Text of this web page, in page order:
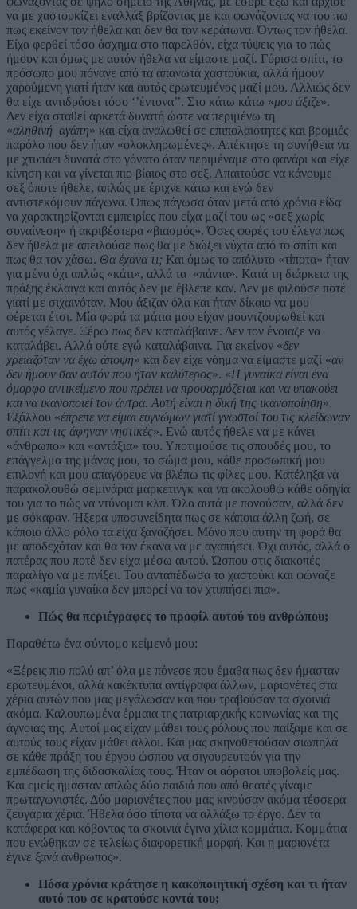
να με χαστουκίζει εναλλάξ βρίζοντας με και φωνάζοντας να του πω
πως εκείνον τον ήθελα και δεν θα τον κεράτωνα. Όντως τον ήθελα.
Είχα φερθεί τόσο άσχημα στο παρελθόν, είχα τύψεις για το πώς
ήμουν και όμως με αυτόν ήθελα να είμαστε μαζί. Γύρισα σπίτι, το
πρόσωπο μου πόναγε από τα απανωτά χαστούκια, αλλά ήμουν
χαρούμενη γιατί ήταν και αυτός ερωτευμένος μαζί μου. Αλλιώς δεν
θα είχε αντιδράσει τόσο ‘’έντονα’’. Στο κάτω κάτω «μου άξιζε».
Δεν είχα σταθεί αρκετά δυνατή ώστε να περιμένω τη
«αληθινή αγάπη» και είχα αναλωθεί σε επιπολαιότητες και βρομιές
παρόλο που δεν ήταν «ολοκληρωμένες». Απέκτησε τη συνήθεια να
με χτυπάει δυνατά στο γόνατο όταν περιμέναμε στο φανάρι και είχε
κίνηση και να γίνεται πιο βίαιος στο σεξ. Απαιτούσε να κάνουμε
σεξ όποτε ήθελε, απλώς με έριχνε κάτω και εγώ δεν
αντιστεκόμουν πάγωνα. Όπως πάγωσα όταν μετά από χρόνια είδα
να χαρακτηρίζονται εμπειρίες που είχα μαζί του ως «σεξ χωρίς
συναίνεση» ή ακριβέστερα «βιασμός». Όσες φορές του έλεγα πως
δεν ήθελα με απειλούσε πως θα με διώξει νύχτα από το σπίτι και
πως θα τον χάσω. Θα έχανα τι; Και όμως το απόλυτο «τίποτα» ήταν
για μένα όχι απλώς «κάτι», αλλά τα «πάντα». Κατά τη διάρκεια της
πράξης έκλαιγα και αυτός δεν με έβλεπε καν. Δεν με φιλούσε ποτέ
γιατί με σιχαινόταν. Μου άξιζαν όλα και ήταν δίκαιο να μου
φέρεται έτσι. Μία φορά τα μάτια μου είχαν μουντζουρωθεί και
αυτός γέλαγε. Ξέρω πως δεν καταλάβαινε. Δεν τον ένοιαζε να
καταλάβει. Αλλά ούτε εγώ καταλάβαινα. Για εκείνον «δεν
χρειαζόταν να έχω άποψη» και δεν είχε νόημα να είμαστε μαζί «αν
δεν ήμουν σαν αυτόν που ήταν καλύτερος». «Η γυναίκα είναι ένα
όμορφο αντικείμενο που πρέπει να προσαρμόζεται και να υπακούει
και να ικανοποιεί τον άντρα. Αυτή είναι η δική της ικανοποίηση».
Εξάλλου «έπρεπε να είμαι ευγνώμων γιατί γνωστοί του τις κλείδωναν
σπίτι και τις άφηναν νηστικές». Ενώ αυτός ήθελε να με κάνει
«άνθρωπο» και «αντάξια» του. Υποτιμούσε τις σπουδές μου, το
επάγγελμα της μάνας μου, το σώμα μου, κάθε προσωπική μου
επιλογή και μου απαγόρευε να βλέπω τις φίλες μου. Κατέληξα να
παρακολουθώ σεμινάρια μαρκετινγκ και να ακολουθώ κάθε οδηγία
του για το πώς να ντύνομαι κλπ. Όλα αυτά με πονούσαν, αλλά δεν
με σόκαραν. Ήξερα υποσυνείδητα πως σε κάποια άλλη ζωή, σε
κάποιο άλλο ρόλο τα είχα ξαναζήσει. Μόνο που αυτήν τη φορά θα
με αποδεχόταν και θα τον έκανα να με αγαπήσει. Όχι αυτός, αλλά ο
πατέρας που ποτέ δεν είχα μέσω αυτού. Ώσπου στις διακοπές
παραλίγο να με πνίξει. Του ανταπέδωσα το χαστούκι και φώναζε
πως «καμία γυναίκα δεν μπορεί να τον χτυπήσει πια».
Πώς θα περιέγραφες το προφίλ αυτού του ανθρώπου;
Παραθέτω ένα σύντομο κείμενό μου:
«Ξέρεις πιο πολύ απ’ όλα με πόνεσε που έμαθα πως δεν ήμασταν
ερωτευμένοι, αλλά κακέκτυπα αντίγραφα άλλων, μαριονέτες στα
χέρια αυτών που μας μεγάλωσαν και που τραβούσαν τα σχοινιά
ακόμα. Καλουπωμένα έρμαια της πατριαρχικής κοινωνίας και της
άγνοιας της. Αυτοί μας είχαν μάθει τους ρόλους που παίξαμε και σε
αυτούς τους είχαν μάθει άλλοι. Και μας σκηνοθετούσαν σιωπηλά
σε κάθε πράξη του έργου ώσπου να σιγουρευτούν για την
εμπέδωση της διδασκαλίας τους. Ήταν οι αόρατοι υποβολείς μας.
Και εμείς ήμασταν απλώς δύο παιδιά που από θεατές γίναμε
πρωταγωνιστές. Δύο μαριονέτες που μας κινούσαν ακόμα τέσσερα
ζευγάρια χέρια. Ήθελα όσο τίποτα να αλλάξω το έργο. Δεν τα
κατάφερα και κόβοντας τα σκοινιά έγινα χίλια κομμάτια. Κομμάτια
που ενώθηκαν σε τελείως διαφορετική μορφή. Και η μαριονέτα
έγινε ξανά άνθρωπος».
Πόσα χρόνια κράτησε η κακοποιητική σχέση και τι ήταν
αυτό που σε κρατούσε κοντά του;